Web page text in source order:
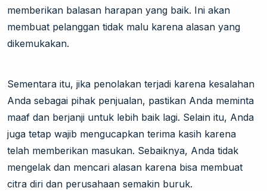
memberikan balasan harapan yang baik. Ini akan
membuat pelanggan tidak malu karena alasan yang
dikemukakan.
Sementara itu, jika penolakan terjadi karena kesalahan
Anda sebagai pihak penjualan, pastikan Anda meminta
maaf dan berjanji untuk lebih baik lagi. Selain itu, Anda
juga tetap wajib mengucapkan terima kasih karena
telah memberikan masukan. Sebaiknya, Anda tidak
mengelak dan mencari alasan karena bisa membuat
citra diri dan perusahaan semakin buruk.